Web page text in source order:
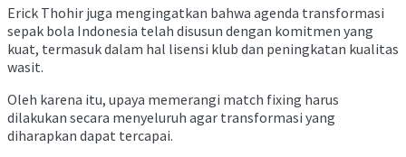
Erick Thohir juga mengingatkan bahwa agenda transformasi
sepak bola Indonesia telah disusun dengan komitmen yang
kuat, termasuk dalam hal lisensi klub dan peningkatan kualitas
wasit.
Oleh karena itu, upaya memerangi match fixing harus
dilakukan secara menyeluruh agar transformasi yang
diharapkan dapat tercapai.